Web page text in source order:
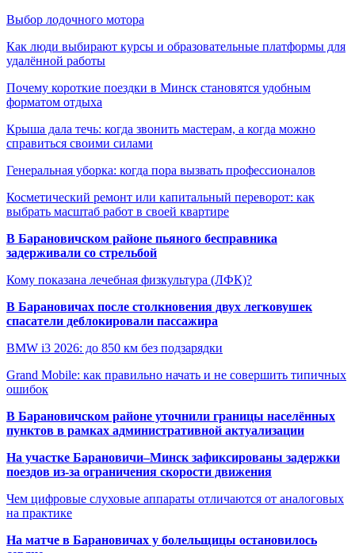
Выбор лодочного мотора
Как люди выбирают курсы и образовательные платформы для
удалённой работы
Почему короткие поездки в Минск становятся удобным
форматом отдыха
Крыша дала течь: когда звонить мастерам, а когда можно
справиться своими силами
Генеральная уборка: когда пора вызвать профессионалов
Косметический ремонт или капитальный переворот: как
выбрать масштаб работ в своей квартире
В Барановичском районе пьяного бесправника
задерживали со стрельбой
Кому показана лечебная физкультура (ЛФК)?
В Барановичах после столкновения двух легковушек
спасатели деблокировали пассажира
BMW i3 2026: до 850 км без подзарядки
Grand Mobile: как правильно начать и не совершить типичных
ошибок
В Барановичском районе уточнили границы населённых
пунктов в рамках административной актуализации
На участке Барановичи–Минск зафиксированы задержки
поездов из-за ограничения скорости движения
Чем цифровые слуховые аппараты отличаются от аналоговых
на практике
На матче в Барановичах у болельщицы остановилось